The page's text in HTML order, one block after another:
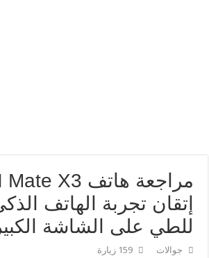
إتقان تجربة الهاتف
للطي على الشاشة
جوالات 159 زيارة